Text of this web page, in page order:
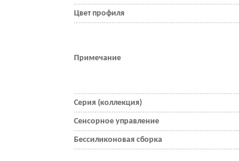
Цвет профиля
Примечание
Серия (коллекция)
Сенсорное управление
Бессиликоновая сборка